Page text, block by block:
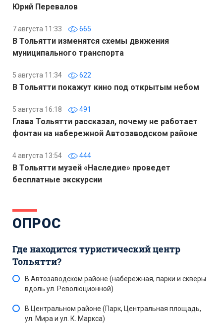
Юрий Перевалов
7 августа 11:33 665
В Тольятти изменятся схемы движения
муниципального транспорта
5 августа 11:34 622
В Тольятти покажут кино под открытым небом
5 августа 16:18 491
Глава Тольятти рассказал, почему не работает
фонтан на набережной Автозаводском районе
4 августа 13:54 444
В Тольятти музей «Наследие» проведет
бесплатные экскурсии
ОПРОС
Где находится туристический центр
Тольятти?
В Автозаводском районе (набережная, парки и скверы
вдоль ул. Революционной)
В Центральном районе (Парк, Центральная площадь,
ул. Мира и ул. К. Маркса)